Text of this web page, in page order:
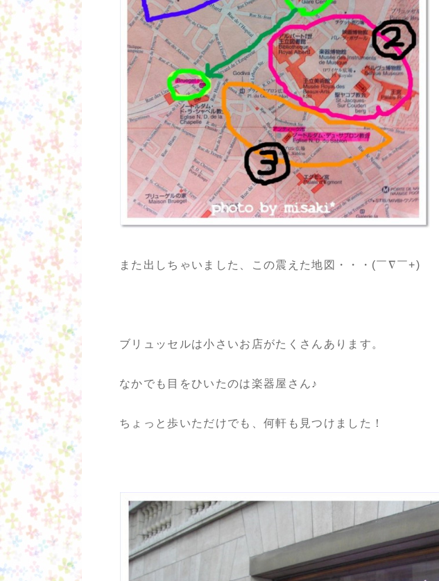
また出しちゃいました、この震えた地図・・・(￣∇￣+)
ブリュッセルは小さいお店がたくさんあります。
なかでも目をひいたのは楽器屋さん♪
ちょっと歩いただけでも、何軒も見つけました！